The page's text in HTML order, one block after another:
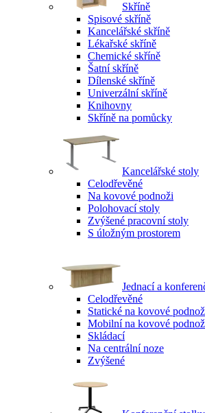
Skříně
Spisové skříně
Kancelářské skříně
Lékařské skříně
Chemické skříně
Šatní skříně
Dílenské skříně
Univerzální skříně
Knihovny
Skříně na pomůcky
Kancelářské stoly
Celodřevěné
Na kovové podnoži
Polohovací stoly
Zvýšené pracovní stoly
S úložným prostorem
Jednací a
Celodřevěné
Statické na kovové
Mobilní na kovové
Skládací
Na centrální noze
Zvýšené